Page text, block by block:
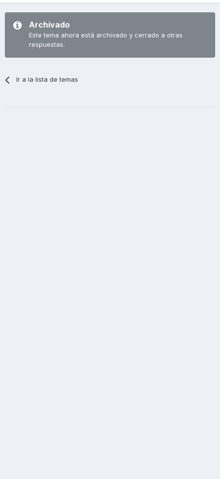
Archivado
Este tema ahora está archivado y cerrado a otras
respuestas.
Ir a la lista de temas